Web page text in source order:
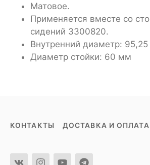
Матовое.
Применяется вместе со
сидений 3300820.
Внутренний диаметр:
Диаметр стойки: 60 мм
КОНТАКТЫ ДОСТАВКА И ОПЛАТА